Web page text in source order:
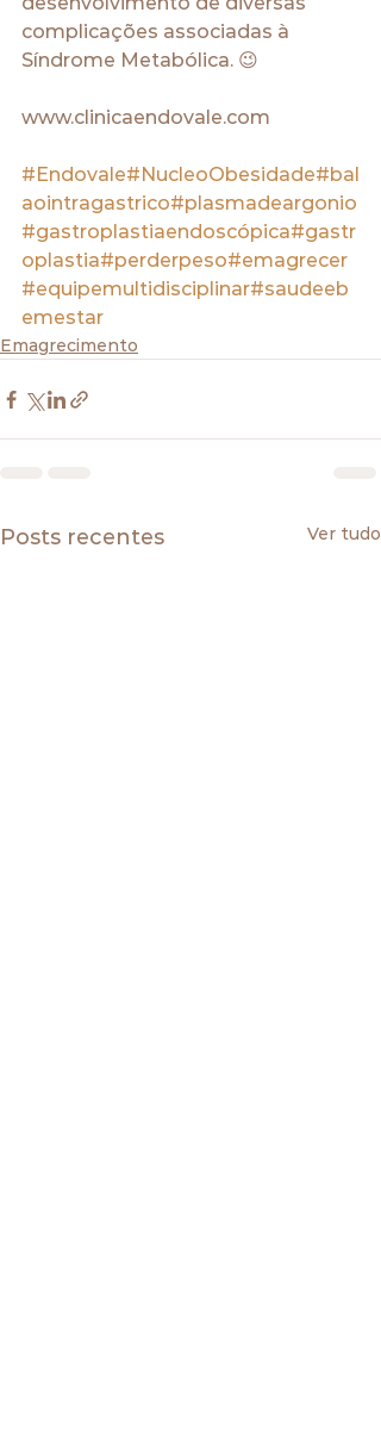
complicações associadas à
Síndrome Metabólica. 😉
www.clinicaendovale.com
#Endovale#NucleoObesidade#bal
aointragastrico#plasmadeargonio
#gastroplastiaendoscópica#gastr
oplastia#perderpeso#emagrecer
#equipemultidisciplinar#saudeeb
emestar
Emagrecimento
Posts recentes Ver tudo